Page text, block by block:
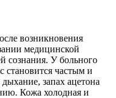
возникновения
медицинской
сознания. У больного
становится частым и
запах ацетона
Кожа холодная и